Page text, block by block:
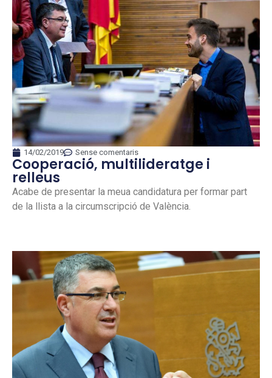
14/02/2019 Sense comentaris
Cooperació, multilideratge i
relleus
Acabe de presentar la meua candidatura per formar part
de la llista a la circumscripció de València.